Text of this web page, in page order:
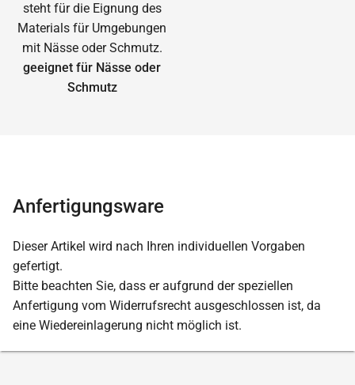
geeignet für Nässe oder
Schmutz
Anfertigungsware
Dieser Artikel wird nach Ihren individuellen Vorgaben
gefertigt.
Bitte beachten Sie, dass er aufgrund der speziellen
Anfertigung vom Widerrufsrecht ausgeschlossen ist, da
eine Wiedereinlagerung nicht möglich ist.